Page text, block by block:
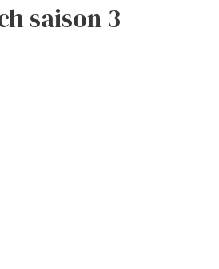
saison 3